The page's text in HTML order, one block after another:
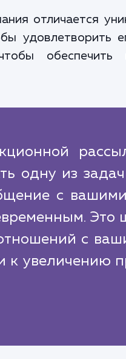
отличается
удовлетворить
обеспечить
одну из
с
Это
с
к увеличению